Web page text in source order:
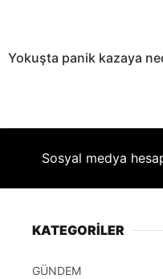
Yokuşta panik kazaya
Sosyal medya
KATEGORİLER
GÜNDEM